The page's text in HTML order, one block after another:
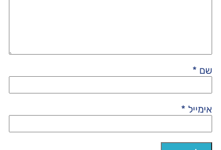
שם *
אימייל *